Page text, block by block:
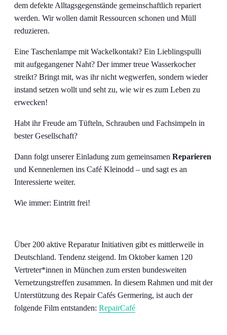
dem defekte Alltagsgegenstände gemeinschaftlich repariert
werden. Wir wollen damit Ressourcen schonen und Müll
reduzieren.
Eine Taschenlampe mit Wackelkontakt? Ein Lieblingspulli
mit aufgegangener Naht? Der immer treue Wasserkocher
streikt? Bringt mit, was ihr nicht wegwerfen, sondern wieder
instand setzen wollt und seht zu, wie wir es zum Leben zu
erwecken!
Habt ihr Freude am Tüfteln, Schrauben und Fachsimpeln in
bester Gesellschaft?
Dann folgt unserer Einladung zum gemeinsamen Reparieren
und Kennenlernen ins Café Kleinodd – und sagt es an
Interessierte weiter.
Wie immer: Eintritt frei!
Über 200 aktive Reparatur Initiativen gibt es mittlerweile in
Deutschland. Tendenz steigend. Im Oktober kamen 120
Vertreter*innen in München zum ersten bundesweiten
Vernetzungstreffen zusammen. In diesem Rahmen und mit der
Unterstützung des Repair Cafés Germering, ist auch der
folgende Film entstanden: RepairCafé